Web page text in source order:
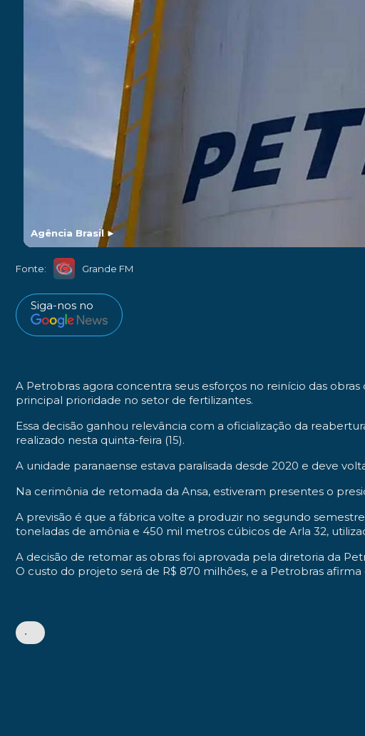
Agência Brasil ►
Fonte: Grande FM
Siga-nos no
A Petrobras agora concentra seus esforços no reinício das
principal prioridade no setor de fertilizantes.
Essa decisão ganhou relevância com a oficialização da
realizado nesta quinta-feira (15).
A unidade paranaense estava paralisada desde 2020 e deve
Na cerimônia de retomada da Ansa, estiveram presentes o
A previsão é que a fábrica volte a produzir no segundo
toneladas de amônia e 450 mil metros cúbicos de Arla 32,
A decisão de retomar as obras foi aprovada pela diretoria da
O custo do projeto será de R$ 870 milhões, e a Petrobras
•